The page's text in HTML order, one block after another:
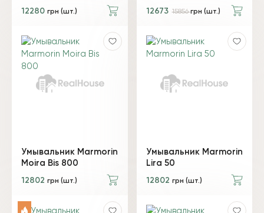
12280 грн (шт.) 12673 15856грн (шт.)
Умывальник Marmorin
Moira Bis 800
12802 грн (шт.)
Умывальник Marmorin
Lira 50
12802 грн (шт.)